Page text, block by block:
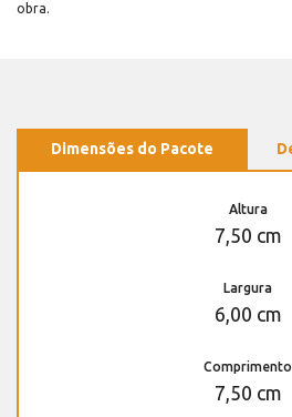
obra.
Dimensões do Pacote
Altura
7,50 cm
Largura
6,00 cm
Comprimento
7,50 cm